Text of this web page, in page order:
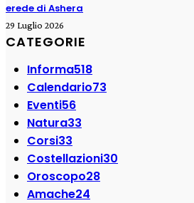
erede di Ashera
29 Luglio 2026
CATEGORIE
Informa518
Calendario73
Eventi56
Natura33
Corsi33
Costellazioni30
Oroscopo28
Amache24